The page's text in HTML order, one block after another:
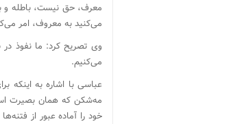
معرف، حق نیست، باطله و
می‌کنید به معروف، امر
وی تصریح کرد: ما نفوذ در
می‌کنیم.
عباسی با اشاره به اینکه
مه‌شکن که همان بصیرت
خود را آماده عبور از